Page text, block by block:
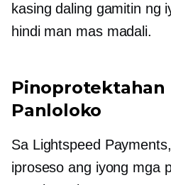
kasing daling gamitin ng
hindi man mas madali.
Pinoprotektahan
Panloloko
Sa Lightspeed
iproseso ang iyong mga